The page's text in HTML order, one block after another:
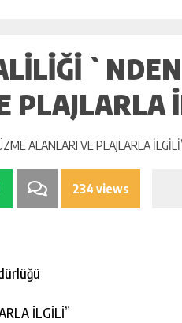
PLAJLARLA
234 views
İLGİLİ”